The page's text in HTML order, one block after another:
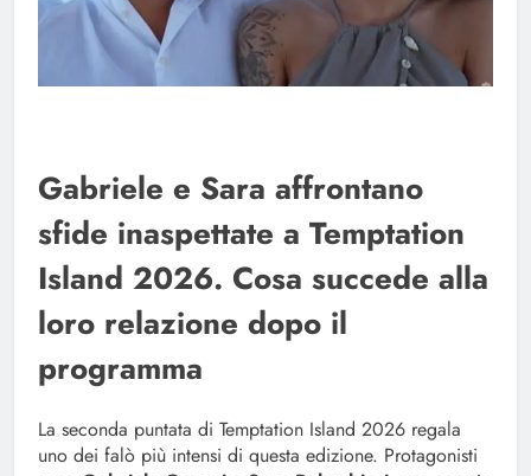
Gabriele e Sara affrontano
sfide inaspettate a Temptation
Island 2026. Cosa succede alla
loro relazione dopo il
programma
La seconda puntata di Temptation Island 2026 regala
uno dei falò più intensi di questa edizione. Protagonisti